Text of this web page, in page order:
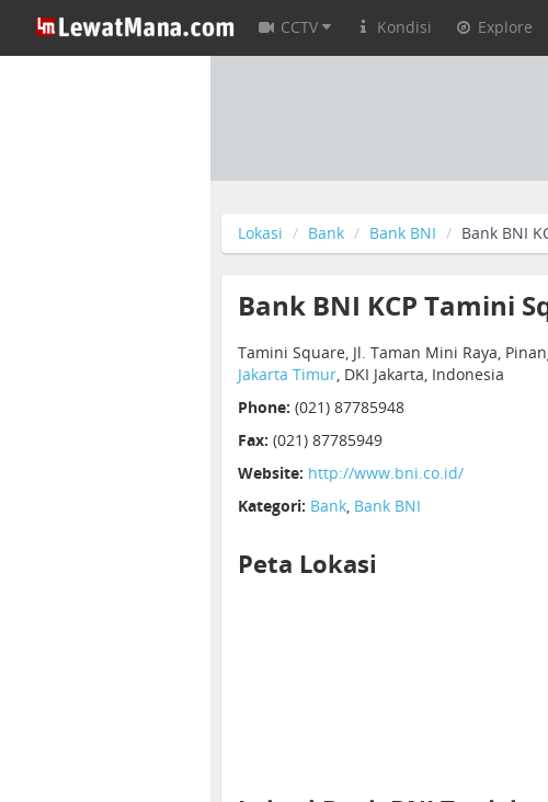
CCTV Kondisi Explore
Lokasi Bank Bank BNI Bank BNI
Bank BNI KCP Tamini
Tamini Square, Jl. Taman Mini Raya,
Jakarta Timur, DKI Jakarta, Indonesia
Phone: (021) 87785948
Fax: (021) 87785949
Website: http://www.bni.co.id/
Kategori: Bank, Bank BNI
Peta Lokasi